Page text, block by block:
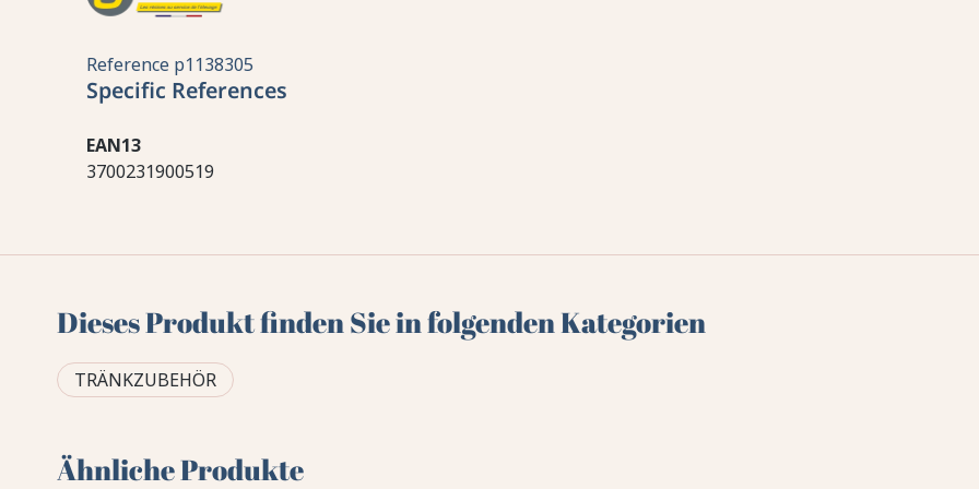
Reference p1138305
Specific References
EAN13
3700231900519
Dieses Produkt finden Sie in folgenden Kategorien
TRÄNKZUBEHÖR
Ähnliche Produkte